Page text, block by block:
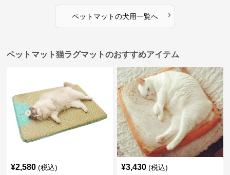
ペットマットの犬用一覧へ ›
ペットマット猫ラグマットのおすすめアイテム
¥2,580 (税込) ¥3,430 (税込)